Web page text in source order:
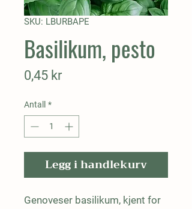
SKU: LBURBAPE
Basilikum, pesto
0,45 krPris
Antall *
Legg i handlekurv
Genoveser basilikum, kjent for